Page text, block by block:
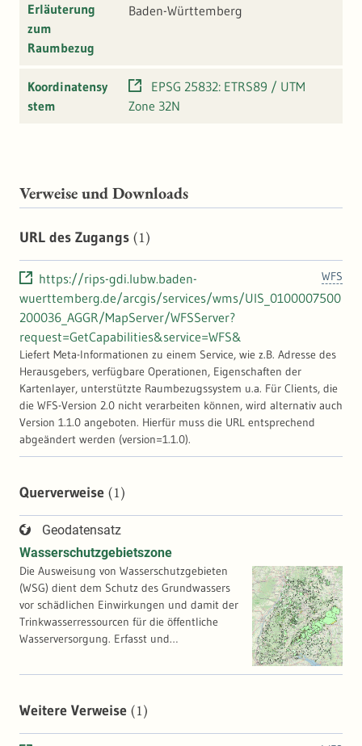
Erläuterung
zum
Raumbezug
Baden-Württemberg
Koordinatensy
stem
EPSG 25832: ETRS89 / UTM
Zone 32N
Verweise und Downloads
URL des Zugangs (1)
WFS
https://rips-gdi.lubw.baden-
wuerttemberg.de/arcgis/services/wms/UIS_0100007500
200036_AGGR/MapServer/WFSServer?
request=GetCapabilities&service=WFS&
Liefert Meta-Informationen zu einem Service, wie z.B. Adresse des
Herausgebers, verfügbare Operationen, Eigenschaften der
Kartenlayer, unterstützte Raumbezugssystem u.a. Für Clients, die
die WFS-Version 2.0 nicht verarbeiten können, wird alternativ auch
Version 1.1.0 angeboten. Hierfür muss die URL entsprechend
abgeändert werden (version=1.1.0).
Querverweise (1)
Geodatensatz
Wasserschutzgebietszone
Die Ausweisung von Wasserschutzgebieten
(WSG) dient dem Schutz des Grundwassers
vor schädlichen Einwirkungen und damit der
Trinkwasserressourcen für die öffentliche
Wasserversorgung. Erfasst und
bis zur Festsetzung - die nach § 51 des
45und § 95 des Wassergesetzes (WG)
ausgewiesenen/auszuweisenden WSG. Die
Weitere Verweise (1)